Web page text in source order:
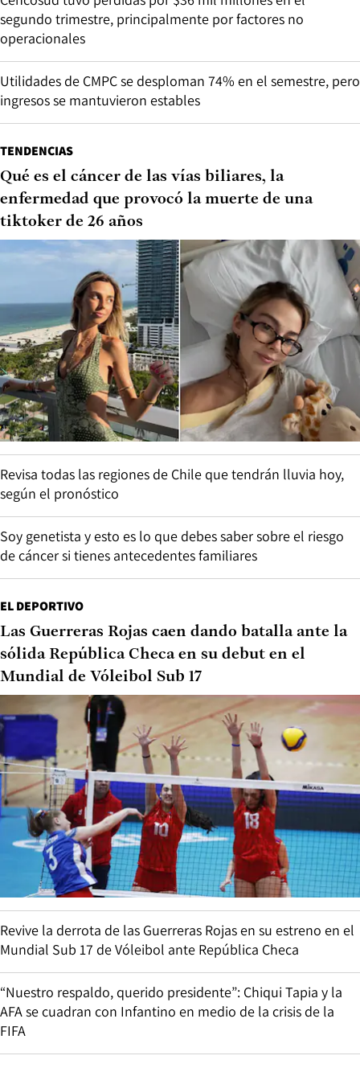
segundo trimestre, principalmente por factores no
operacionales
Utilidades de CMPC se desploman 74% en el semestre, pero
ingresos se mantuvieron estables
TENDENCIAS
Qué es el cáncer de las vías biliares, la
enfermedad que provocó la muerte de una
tiktoker de 26 años
Revisa todas las regiones de Chile que tendrán lluvia hoy,
según el pronóstico
Soy genetista y esto es lo que debes saber sobre el riesgo
de cáncer si tienes antecedentes familiares
EL DEPORTIVO
Las Guerreras Rojas caen dando batalla ante la
sólida República Checa en su debut en el
Mundial de Vóleibol Sub 17
Revive la derrota de las Guerreras Rojas en su estreno en el
Mundial Sub 17 de Vóleibol ante República Checa
“Nuestro respaldo, querido presidente”: Chiqui Tapia y la
AFA se cuadran con Infantino en medio de la crisis de la
FIFA